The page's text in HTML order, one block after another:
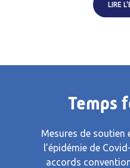
LIRE
Temps
Mesures de soutien
l’épidémie de
accords